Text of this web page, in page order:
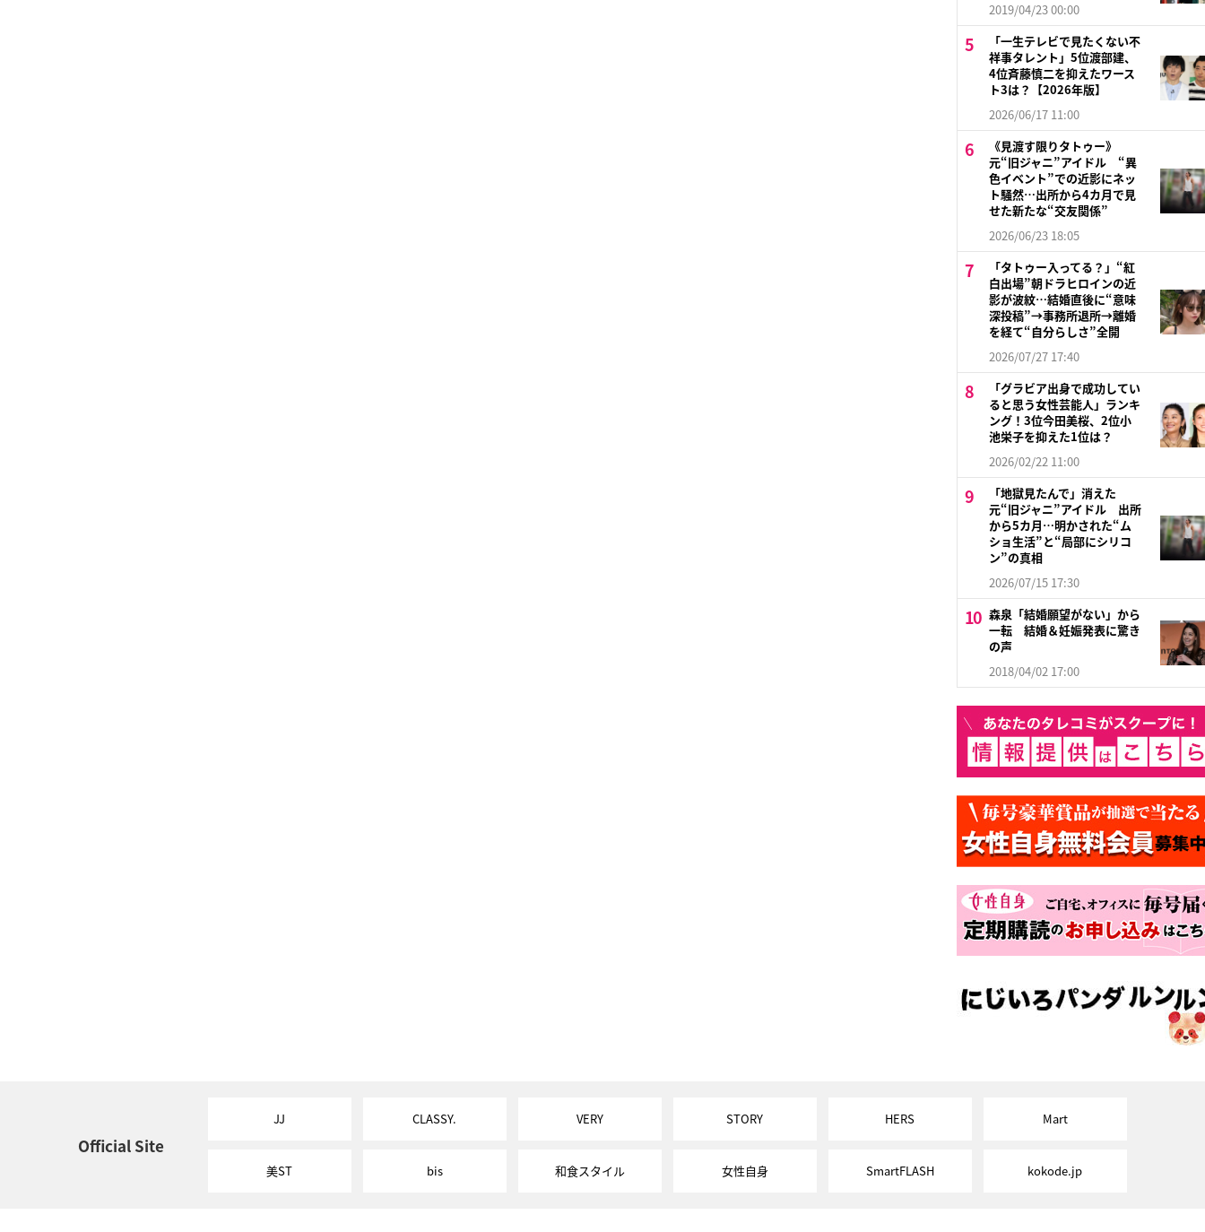
2019/04/23 00:00
「一生テレビで見たくない不
祥事タレント」5位渡部建、
4位斉藤慎二を抑えたワース
ト3は？【2026年版】
2026/06/17 11:00
《見渡す限りタトゥー》
元“旧ジャニ”アイドル “異
色イベント”での近影にネッ
ト騒然…出所から4カ月で見
せた新たな“交友関係”
2026/06/23 18:05
「タトゥー入ってる？」“紅
白出場”朝ドラヒロインの近
影が波紋…結婚直後に“意味
深投稿”→事務所退所→離婚
を経て“自分らしさ”全開
2026/07/27 17:40
「グラビア出身で成功してい
ると思う女性芸能人」ランキ
ング！3位今田美桜、2位小
池栄子を抑えた1位は？
2026/02/22 11:00
「地獄見たんで」消えた
元“旧ジャニ”アイドル 出所
から5カ月…明かされた“ム
ショ生活”と“局部にシリコ
ン”の真相
2026/07/15 17:30
森泉「結婚願望がない」から
一転 結婚＆妊娠発表に驚き
の声
2018/04/02 17:00
Official Site
JJ CLASSY. VERY STORY HERS Mart
美ST bis 和食スタイル 女性自身 SmartFLASH kokode.jp